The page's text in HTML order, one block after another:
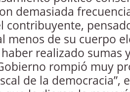
demasiada
contribuyente,
menos de su cuerpo
realizado sumas
rompió muy
de la democracia”,